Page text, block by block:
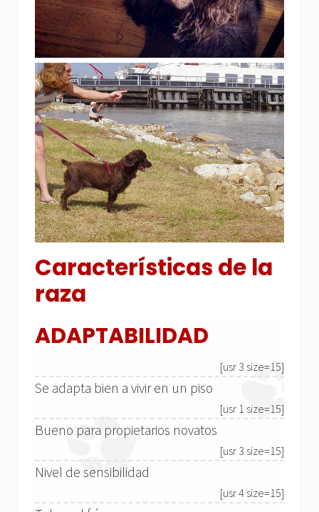
Características de la
raza
ADAPTABILIDAD
[usr 3 size=15]
Se adapta bien a vivir en un piso
[usr 1 size=15]
Bueno para propietarios novatos
[usr 3 size=15]
Nivel de sensibilidad
[usr 4 size=15]